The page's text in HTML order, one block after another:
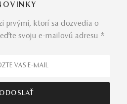
prvými, ktorí sa dozvedia o
svoju e-mailovú adresu *